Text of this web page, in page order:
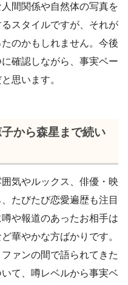
間関係や自然体の写真を
スタイルですが、それが
のかもしれません。今後
確認しながら、事実ベー
思います。
から森星まで続い
気やルックス、俳優・映
たびたび恋愛遍歴も注目
や報道のあったお相手は
華やかな方ばかりです。
ァンの間で語られてきた
て、噂レベルから事実ベ